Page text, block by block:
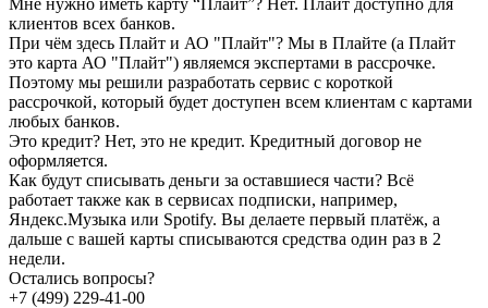
клиентов всех банков.
При чём здесь Плайт и АО "Плайт"? Мы в Плайте (а Плайт
это карта АО "Плайт") являемся экспертами в рассрочке.
Поэтому мы решили разработать сервис с короткой
рассрочкой, который будет доступен всем клиентам с картами
любых банков.
Это кредит? Нет, это не кредит. Кредитный договор не
оформляется.
Как будут списывать деньги за оставшиеся части? Всё
работает также как в сервисах подписки, например,
Яндекс.Музыка или Spotify. Вы делаете первый платёж, а
дальше с вашей карты списываются средства один раз в 2
недели.
Остались вопросы?
+7 (499) 229-41-00